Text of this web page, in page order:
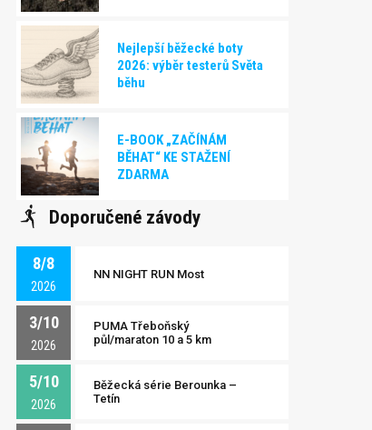
Nejlepší běžecké boty
2026: výběr testerů Světa
běhu
E-BOOK „ZAČÍNÁM
BĚHAT“ KE STAŽENÍ
ZDARMA
Doporučené závody
8/8
2026
NN NIGHT RUN Most
3/10
2026
PUMA Třeboňský
půl/maraton 10 a 5 km
5/10
2026
Běžecká série Berounka –
Tetín